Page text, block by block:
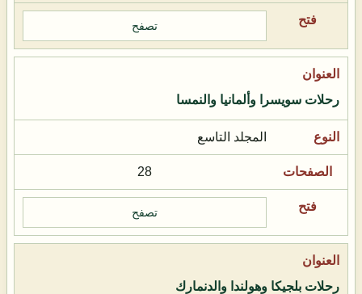
تصفح
رحلات سويسرا وألمانيا والنمسا
المجلد التاسع
28
تصفح
رحلات بلجيكا وهولندا والدنمارك